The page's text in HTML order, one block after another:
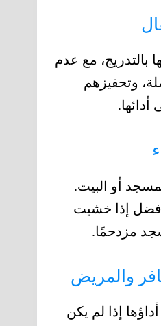
بالتدريج، مع عدم
وتحفيزهم
أو البيت.
إذا خشيت
مزدحمًا.
والمريض
إذا لم يكن